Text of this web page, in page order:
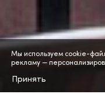
Мы используем cookie-
рекламу —
Принять